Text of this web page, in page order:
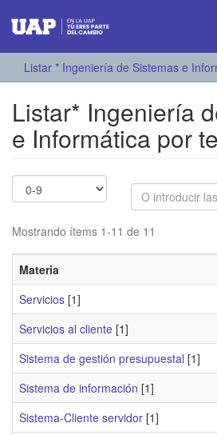
Listar * Ingeniería de Sistemas e
Listar* Ingeniería
e Informática por
Mostrando ítems 1-11 de 11
Materia
Servicios [1]
Servicios al cliente [1]
Sistema de gestión presupuestal [1]
Sistema de información [1]
Sistema-Cliente servidor [1]